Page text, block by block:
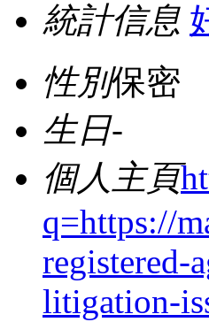
統計信息
性別保密
生日-
個人主頁
q=https://
registered-
litigation-